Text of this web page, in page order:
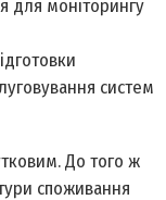
для моніторингу
систем
До того ж
споживання